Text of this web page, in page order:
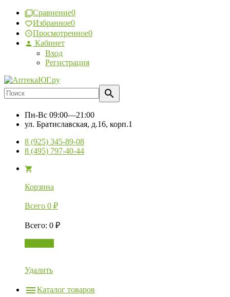
Сравнение0
Избранное0
Просмотренное0
Кабинет
Вход
Регистрация
Пн-Вс 09:00—21:00
ул. Братиславская, д.16, корп.1
8 (925) 345-89-08
8 (495) 797-40-44
Корзина
Всего 0 ₽
Всего: 0 ₽
Удалить
Каталог товаров